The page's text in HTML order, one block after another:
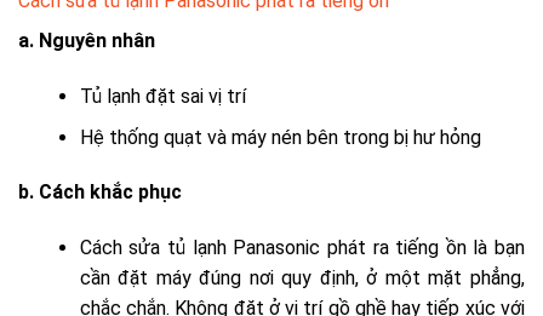
a. Nguyên nhân
Tủ lạnh đặt sai vị trí
Hệ thống quạt và máy nén bên trong bị hư hỏng
b. Cách khắc phục
Cách sửa tủ lạnh Panasonic phát ra tiếng ồn là bạn
cần đặt máy đúng nơi quy định, ở một mặt phẳng,
chắc chắn. Không đặt ở vị trí gồ ghề hay tiếp xúc với